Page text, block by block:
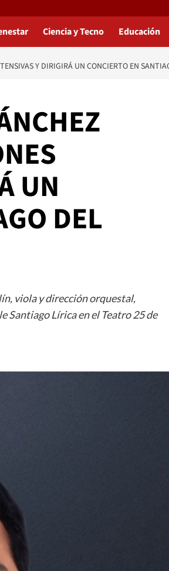
Ciencia y Tecno Educación
Y DIRIGIRÁ UN CONCIERTO EN
UN
DEL
viola y dirección orquestal,
Santiago Lírica en el Teatro 25 de